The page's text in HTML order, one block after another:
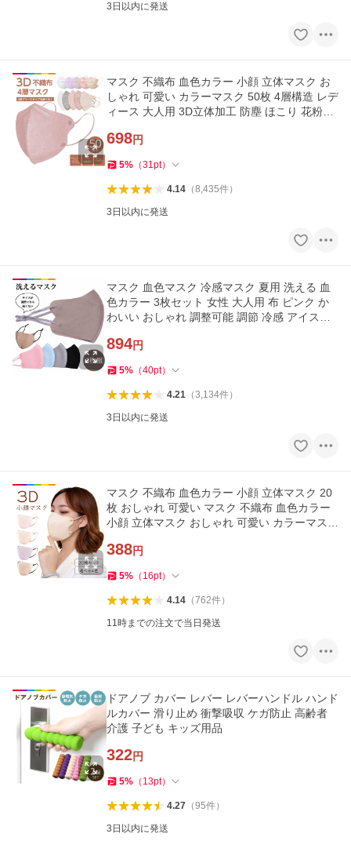
3日以内に発送
マスク 不織布 血色カラー 小顔 立体マスク お
しゃれ 可愛い カラーマスク 50枚 4層構造 レデ
ィース 大人用 3D立体加工 防塵 ほこり 花粉対
698円
5% （31pt）
4.14（8,435件）
3日以内に発送
マスク 血色マスク 冷感マスク 夏用 洗える 血
色カラー 3枚セット 女性 大人用 布 ピンク か
わいい おしゃれ 調整可能 調節 冷感 アイスシ
894円
5% （40pt）
4.21（3,134件）
3日以内に発送
マスク 不織布 血色カラー 小顔 立体マスク 20
枚 おしゃれ 可愛い マスク 不織布 血色カラー
小顔 立体マスク おしゃれ 可愛い カラーマスク
388円
5% （ 16pt）
4.14（762件）
11時までの注文で当日発送
ドアノブ カバー レバー レバーハンドル ハンド
ルカバー 滑り止め 衝撃吸収 ケガ防止 高齢者
介護 子ども キッズ用品
322円
5% （ 13pt）
4.27（95件）
3日以内に発送